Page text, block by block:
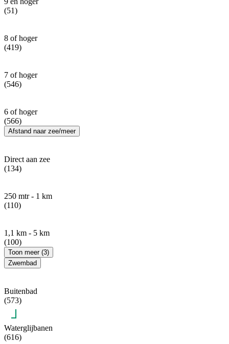
(51)
8 of hoger
(419)
7 of hoger
(546)
6 of hoger
(566)
Afstand naar zee/meer
Direct aan zee
(134)
250 mtr - 1 km
(110)
1,1 km - 5 km
(100)
Toon meer (3)
Zwembad
Buitenbad
(573)
Waterglijbanen
(616)